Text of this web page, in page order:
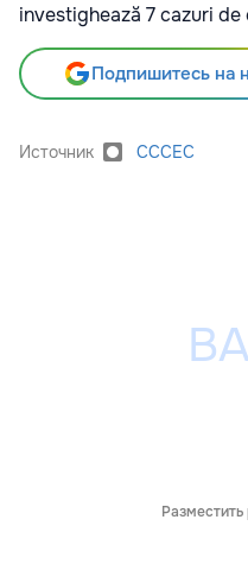
investighează 7 cazuri
Подпишитесь на
Источник CCCEC